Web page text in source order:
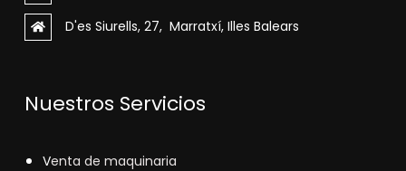
D'es Siurells, 27, Marratxí, Illes Balears
Nuestros Servicios
Venta de maquinaria